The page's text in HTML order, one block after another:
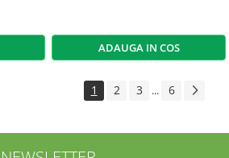
ADAUGA IN COS
1 2 3 ... 6